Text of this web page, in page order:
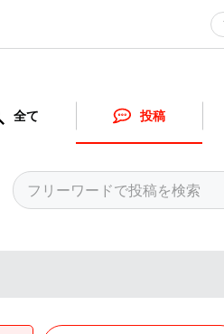
全て 投稿